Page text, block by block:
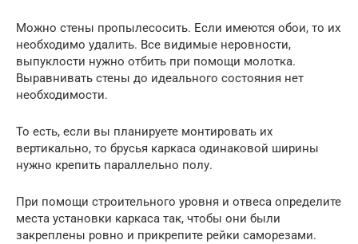
Можно стены пропылесосить. Если имеются обои, то их
необходимо удалить. Все видимые неровности,
выпуклости нужно отбить при помощи молотка.
Выравнивать стены до идеального состояния нет
необходимости.
То есть, если вы планируете монтировать их
вертикально, то брусья каркаса одинаковой ширины
нужно крепить параллельно полу.
При помощи строительного уровня и отвеса определите
места установки каркаса так, чтобы они были
закреплены ровно и прикрепите рейки саморезами.